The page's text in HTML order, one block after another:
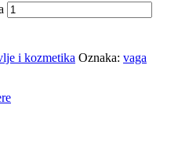
i kozmetika Oznaka: vaga